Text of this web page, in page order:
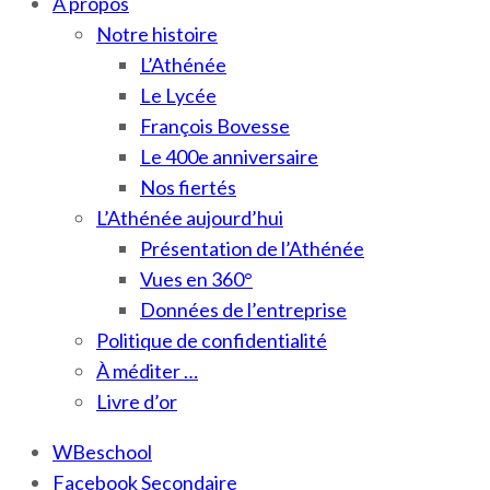
Notre histoire
L’Athénée
Le Lycée
François Bovesse
Le 400e anniversaire
Nos fiertés
L’Athénée aujourd’hui
Présentation de l’Athénée
Vues en 360°
Données de l’entreprise
Politique de confidentialité
À méditer …
Livre d’or
WBeschool
Facebook Secondaire